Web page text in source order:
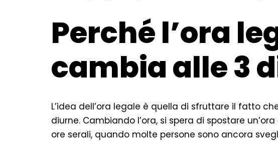
Perché l’ora
cambia alle 3
L’idea dell’ora legale è quella di sfruttare il fatto
diurne. Cambiando l’ora, si spera di spostare
ore serali, quando molte persone sono ancora